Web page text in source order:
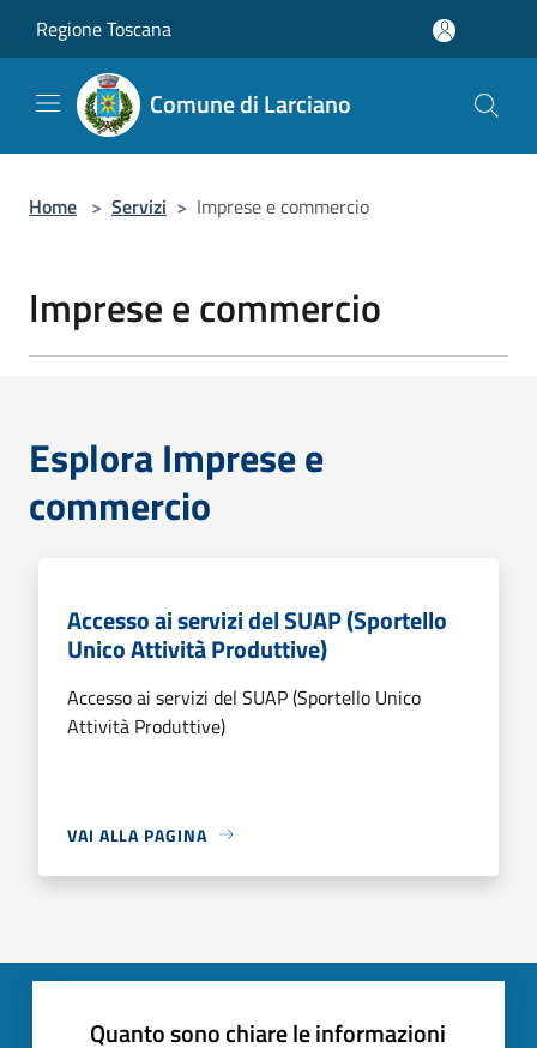
Regione Toscana
Comune di Larciano
Home > Servizi > Imprese e commercio
Imprese e commercio
Esplora Imprese e
commercio
Accesso ai servizi del SUAP (Sportello
Unico Attività Produttive)
Accesso ai servizi del SUAP (Sportello Unico
Attività Produttive)
VAI ALLA PAGINA
Quanto sono chiare le informazioni